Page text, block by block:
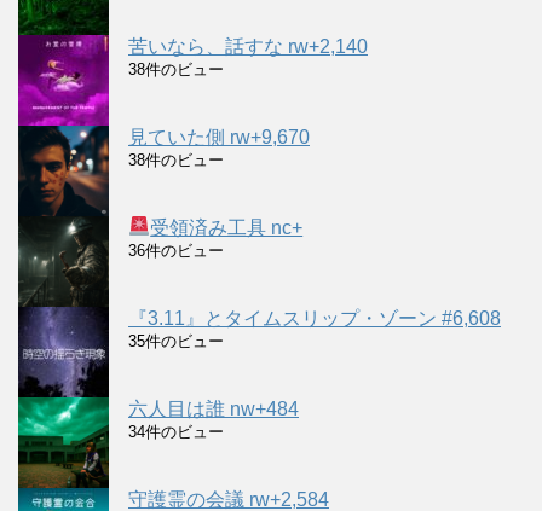
苦いなら、話すな rw+2,140
38件のビュー
見ていた側 rw+9,670
38件のビュー
受領済み工具 nc+
36件のビュー
『3.11』とタイムスリップ・ゾーン #6,608
35件のビュー
六人目は誰 nw+484
34件のビュー
守護霊の会議 rw+2,584